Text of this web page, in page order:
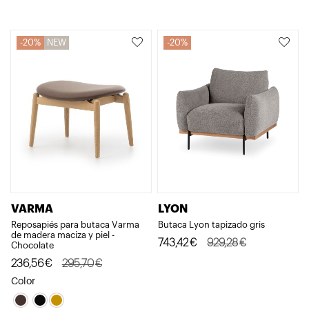
era:
es:
20% NEW
VARMA
Reposapiés para butaca Varma
de madera maciza y piel -
Chocolate
295,70€
El
precio
original
236,56€
El
precio
actual
Color
20%
LYON
Butaca Lyon tapizado gris
929,28€
El
743,42€
El